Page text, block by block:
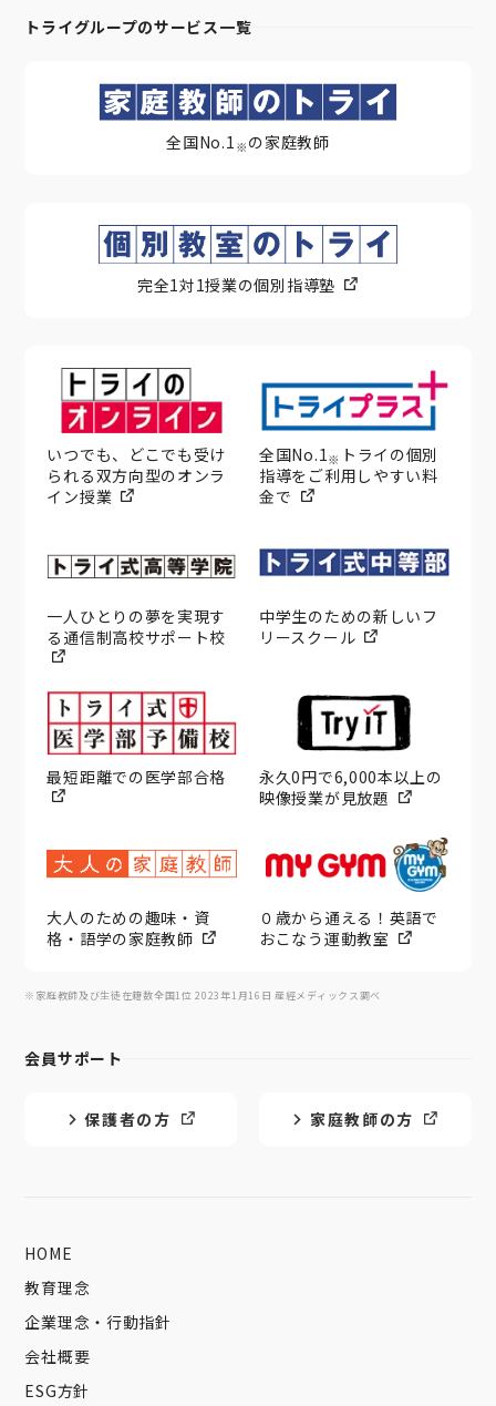
トライグループのサービス一覧
全国No.1 ※ の家庭教師
完全1対1授業の個別指導塾
いつでも、どこでも受け
られる双方向型のオンラ
イン授業
全国No.1※ トライの個別
指導をご利用しやすい料
金で
一人ひとりの夢を実現す
る通信制高校サポート校
中学生のための新しいフ
リースクール
最短距離での医学部合格
永久0円で6,000本以上の
映像授業が見放題
大人のための趣味・資
格・語学の家庭教師
０歳から通える！英語で
おこなう運動教室
※家庭教師及び生徒在籍数全国1位 2023年1月16日 産經メディックス調べ
会員サポート
保護者の方 家庭教師の方
HOME
教育理念
企業理念・行動指針
会社概要
ESG方針